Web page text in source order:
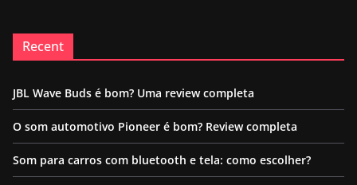
Recent
JBL Wave Buds é bom? Uma review completa
O som automotivo Pioneer é bom? Review completa
Som para carros com bluetooth e tela: como escolher?